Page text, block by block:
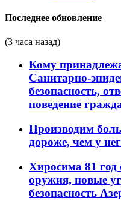
Последнее обновление
(3 часа назад)
Кому
Санитарно-
безопасность,
поведение
Производим
дороже, чем у
Хиросима 81 год
оружия, новые
безопасность